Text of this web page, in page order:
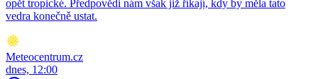
opět tropické. Předpovědi nám však již říkají, kdy by měla tato
vedra konečně ustat.
Meteocentrum.cz
dnes, 12:00